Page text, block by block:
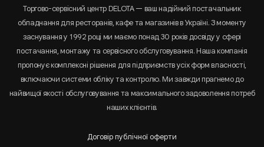
Торгово-сервісний центр DELOTA — ваш надійний постачальник
обладнання для ресторанів, кафе та магазинів в Україні. З моменту
заснування у 1992 році ми маємо понад 30 років досвіду у сфері
постачання, монтажу та сервісного обслуговування. Наша компанія
пропонує комплексні рішення для підприємств усіх форм власності,
включаючи системи обліку та контролю. Ми завжди прагнемо до
найвищої якості обслуговування та максимального задоволення потреб
наших клієнтів.
Договір публічної оферти